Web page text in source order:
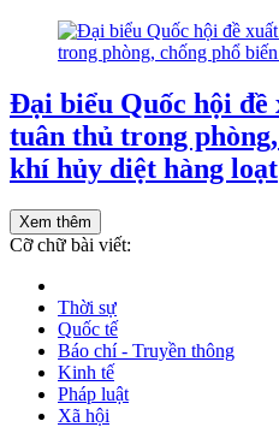
Đại biểu Quốc hội đề
tuân thủ trong
khí hủy diệt hàng loạt
Xem thêm
Cỡ chữ bài viết:
Thời sự
Quốc tế
Báo chí - Truyền thông
Kinh tế
Pháp luật
Xã hội